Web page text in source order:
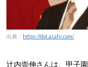
出典： https://dot.asahi.com/
辻内崇伸さんは、甲子